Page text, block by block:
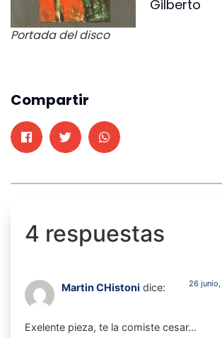
Portada del disco
Gilberto
Compartir
4 respuestas
Martin CHistoni dice: 26
Exelente pieza, te la comiste cesar…